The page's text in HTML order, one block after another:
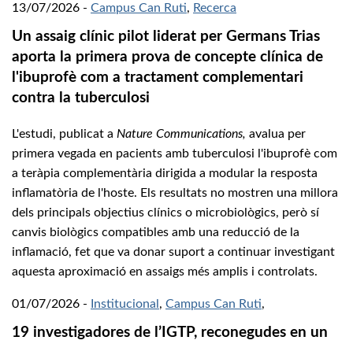
13/07/2026 - Campus Can Ruti, Recerca
Un assaig clínic pilot liderat per Germans Trias
aporta la primera prova de concepte clínica de
l'ibuprofè com a tractament complementari
contra la tuberculosi
L'estudi, publicat a Nature Communications, avalua per
primera vegada en pacients amb tuberculosi l'ibuprofè com
a teràpia complementària dirigida a modular la resposta
inflamatòria de l'hoste. Els resultats no mostren una millora
dels principals objectius clínics o microbiològics, però sí
canvis biològics compatibles amb una reducció de la
inflamació, fet que va donar suport a continuar investigant
aquesta aproximació en assaigs més amplis i controlats.
01/07/2026 - Institucional, Campus Can Ruti,
19 investigadores de l’IGTP, reconegudes en un